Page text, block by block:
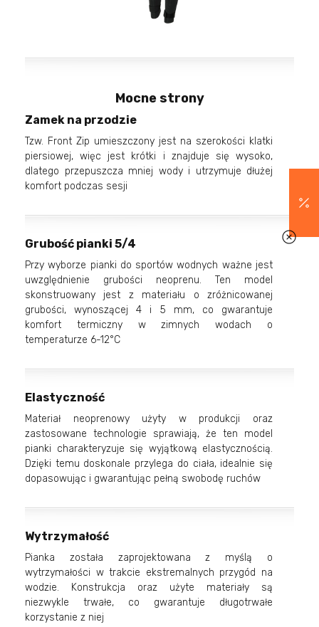
Mocne strony
Zamek na przodzie
Tzw. Front Zip umieszczony jest na szerokości klatki
piersiowej, więc jest krótki i znajduje się wysoko,
dlatego przepuszcza mniej wody i utrzymuje dłużej
komfort podczas sesji
Grubość pianki 5/4
Przy wyborze pianki do sportów wodnych ważne jest
uwzględnienie grubości neoprenu. Ten model
skonstruowany jest z materiału o zróżnicowanej
grubości, wynoszącej 4 i 5 mm, co gwarantuje
komfort termiczny w zimnych wodach o
temperaturze 6-12°C
Elastyczność
Materiał neoprenowy użyty w produkcji oraz
zastosowane technologie sprawiają, że ten model
pianki charakteryzuje się wyjątkową elastycznością.
Dzięki temu doskonale przylega do ciała, idealnie się
dopasowując i gwarantując pełną swobodę ruchów
Wytrzymałość
Pianka została zaprojektowana z myślą o
wytrzymałości w trakcie ekstremalnych przygód na
wodzie. Konstrukcja oraz użyte materiały są
niezwykle trwałe, co gwarantuje długotrwałe
korzystanie z niej